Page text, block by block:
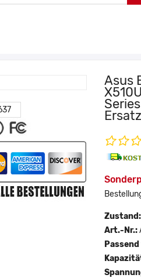
Asus
Series
Zustand:
Art.-Nr.: